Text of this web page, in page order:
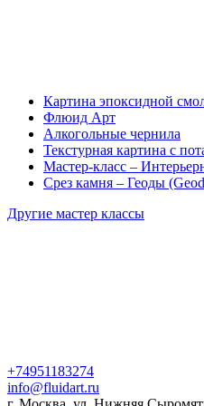
Картина эпоксидной
Флюид Арт
Алкогольные чернила
Текстурная картина с
Мастер-класс –
Срез камня – Геоды
Другие мастер классы
+74951183274
info@fluidart.ru